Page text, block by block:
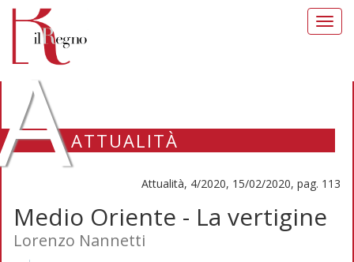
ATTUALITÀ
Attualità, 4/2020, 15/02/2020, pag. 113
Medio Oriente - La vertigine
Lorenzo Nannetti